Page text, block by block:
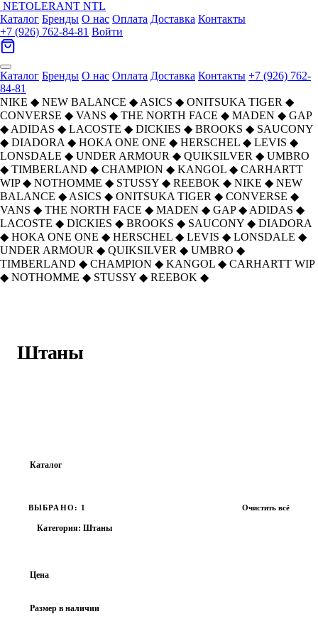
NETOLERANT NTL
Каталог Бренды О нас Оплата Доставка Контакты
+7 (926) 762-84-81 Войти
Каталог Бренды О нас Оплата Доставка Контакты +7 (926) 762-
84-81
NIKE ◆ NEW BALANCE ◆ ASICS ◆ ONITSUKA TIGER ◆
CONVERSE ◆ VANS ◆ THE NORTH FACE ◆ MADEN ◆ GAP
◆ ADIDAS ◆ LACOSTE ◆ DICKIES ◆ BROOKS ◆ SAUCONY
◆ DIADORA ◆ HOKA ONE ONE ◆ HERSCHEL ◆ LEVIS ◆
LONSDALE ◆ UNDER ARMOUR ◆ QUIKSILVER ◆ UMBRO
◆ TIMBERLAND ◆ CHAMPION ◆ KANGOL ◆ CARHARTT
WIP ◆ NOTHOMME ◆ STUSSY ◆ REEBOK ◆ NIKE ◆ NEW
BALANCE ◆ ASICS ◆ ONITSUKA TIGER ◆ CONVERSE ◆
VANS ◆ THE NORTH FACE ◆ MADEN ◆ GAP ◆ ADIDAS ◆
LACOSTE ◆ DICKIES ◆ BROOKS ◆ SAUCONY ◆ DIADORA
◆ HOKA ONE ONE ◆ HERSCHEL ◆ LEVIS ◆ LONSDALE ◆
UNDER ARMOUR ◆ QUIKSILVER ◆ UMBRO ◆
TIMBERLAND ◆ CHAMPION ◆ KANGOL ◆ CARHARTT WIP
◆ NOTHOMME ◆ STUSSY ◆ REEBOK ◆
Штаны
Каталог
ВЫБРАНО: 1 Очистить всё
Категория: Штаны
Цена
Размер в наличии